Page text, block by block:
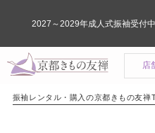
店
振袖レンタル・購入の京都きもの友禅
2027～2029年成人式振袖受付